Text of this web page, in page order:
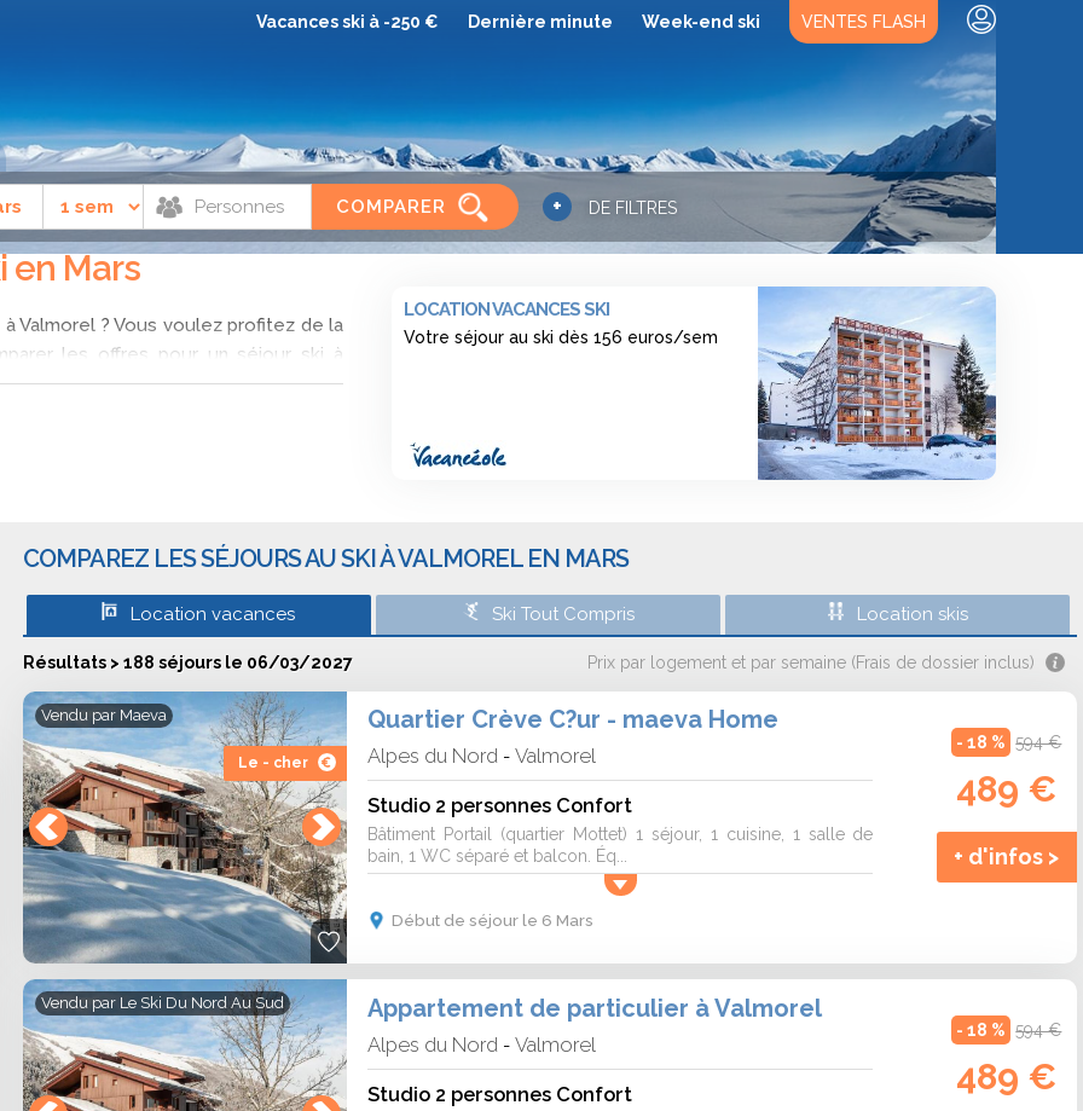
Vacances ski à -250 € Dernière minute Week-end ski VENTES FLASH
COMPARER + DE FILTRES
Mars
en Mars
Valmorel ? Vous voulez profitez de la
les offres pour un séjour ski à
l’offre la moins chère.
encombrements de Moutiers. Elle est
maisons en bois, pierre et Lauzes.
», elle offre de nombreux services
pistes, services de garde des enfants,
tarifs adaptés... Une fois arrivés à
Valmorel en mars ?
aidez-vous de ski Express, ce site
Comparez et choisissez la moins
en résidence dont plusieurs services
couverte, une connexion wifi, un
LOCATION VACANCES SKI
Votre séjour au ski dès 156 euros/sem
COMPAREZ LES SÉJOURS AU SKI À VALMOREL EN MARS
Location vacances Ski Tout Compris Location skis
Résultats > 188 séjours le 06/03/2027 Prix par logement et par semaine (Frais de dossier inclus)
Le - cher
Vendu par Maeva Quartier Crève C?ur - maeva Home
Alpes du Nord -Valmorel
Studio 2 personnes Confort
Bâtiment Portail (quartier Mottet) 1 séjour, 1 cuisine, 1 salle de
bain, 1 WC séparé et balcon. Éq...
Début de séjour le 6 Mars
- 18 % 594 €
489 €
+ d'infos >
Vendu par Le Ski Du Nord Au Sud Appartement de particulier à Valmorel
Alpes du Nord -Valmorel
Studio 2 personnes Confort
- 18 % 594 €
489 €